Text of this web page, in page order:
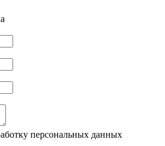
персональных данных